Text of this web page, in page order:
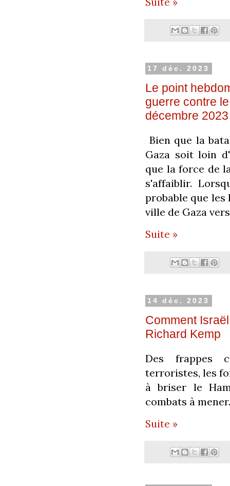
17 déc. 2023
Le point
guerre contre
décembre 2023
Bien que la
Gaza soit loin
que la force de
s'affaiblir.
probable que les
ville de Gaza
Suite »
14 déc. 2023
Comment
Richard Kemp
Des frappes
terroristes, les
à briser le
combats à mener.
Suite »